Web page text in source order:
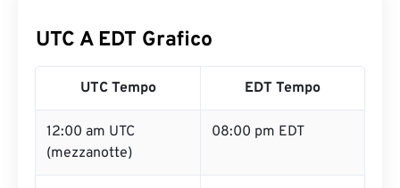
UTC A EDT Grafico
UTC Tempo EDT Tempo
12:00 am UTC
(mezzanotte)
08:00 pm EDT